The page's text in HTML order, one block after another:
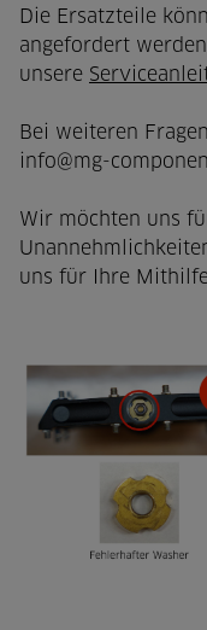
Die Ersatzteile
angefordert
unsere
Bei weiteren
info@mg-
Wir möchten uns
uns für Ihre